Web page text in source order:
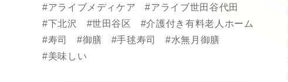
#アライブメディケア
#アライブ世田谷代田
#下北沢
#世田谷区
#介護付き有料老人ホーム
#寿司
#御膳 #手毬寿司
#水無月御膳
#美味しい